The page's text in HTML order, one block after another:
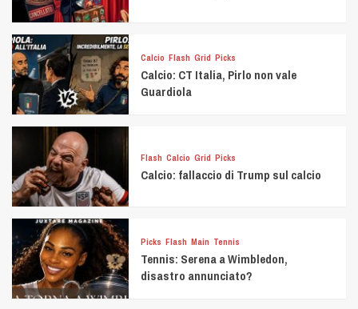
Calcio Flash Grid Picks
Calcio: CT Italia, Pirlo non vale
Guardiola
Flash Calcio Grid Picks
Calcio: fallaccio di Trump sul calcio
Picks Flash Main Tennis
Tennis: Serena a Wimbledon,
disastro annunciato?